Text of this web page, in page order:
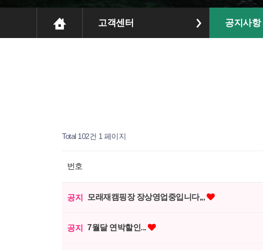
고객센터 공지사항
Total 102건 1 페이지
번호
공지 모래재캠핑장 장상영업중입니다,,,
공지 7월달 연박할인...